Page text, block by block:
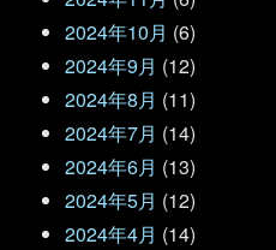
2024年10月 (6)
2024年9月 (12)
2024年8月 (11)
2024年7月 (14)
2024年6月 (13)
2024年5月 (12)
2024年4月 (14)